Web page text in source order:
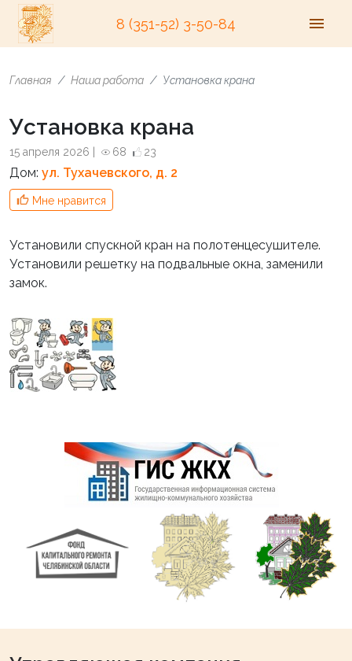
8 (351-52) 3-50-84
Главная Наша работа Установка крана
Установка крана
15 апреля 2026 | 68 23
Дом: ул. Тухачевского, д. 2
Мне нравится
Установили спускной кран на полотенцесушителе.
Установили решетку на подвальные окна, заменили
замок.